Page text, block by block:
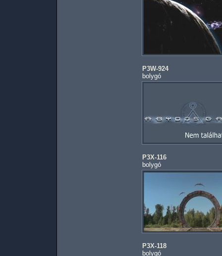
P3W-924
bolygó
P3X-116
bolygó
P3X-118
bolygó